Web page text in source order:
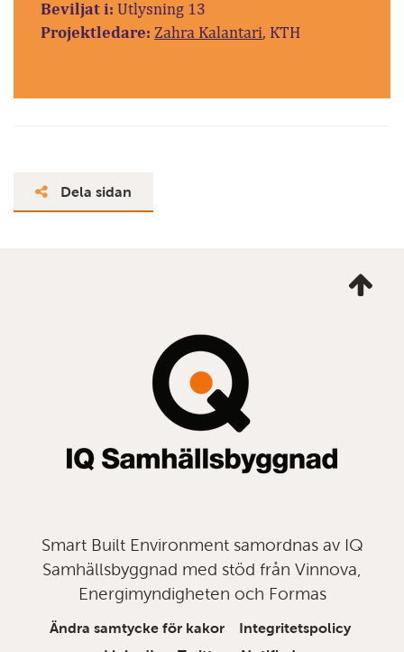
Beviljat i: Utlysning 13
Projektledare: Zahra Kalantari, KTH
Dela sidan
mig
Smart Built Environment samordnas av IQ
Samhällsbyggnad med stöd från Vinnova,
Energimyndigheten och Formas
Ändra samtycke för kakor
Integritetspolicy